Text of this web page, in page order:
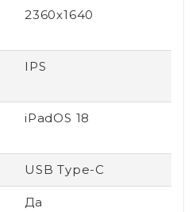
2360x1640
IPS
iPadOS 18
USB Type-C
Да